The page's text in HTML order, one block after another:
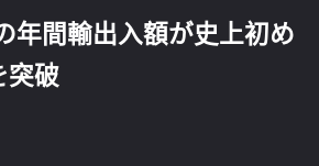
年間輸出入額が史上初め
突破